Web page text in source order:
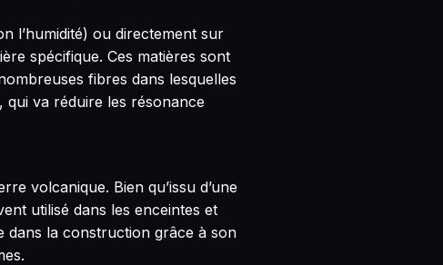
l’humidité) ou directement sur
spécifique. Ces matières sont
fibres dans lesquelles
qui va réduire les résonance
volcanique. Bien qu’issu d’une
utilisé dans les enceintes et
dans la construction grâce à son